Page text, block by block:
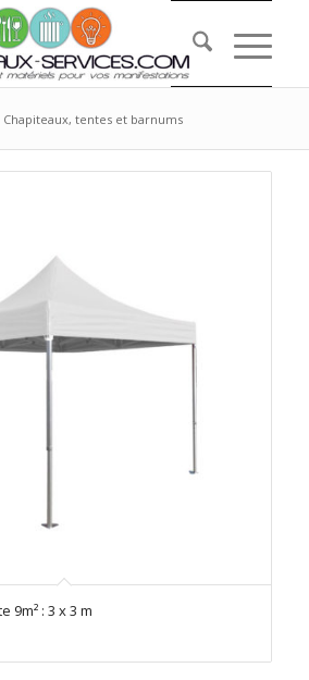
Chapiteaux, tentes et barnums
9m² : 3 x 3 m